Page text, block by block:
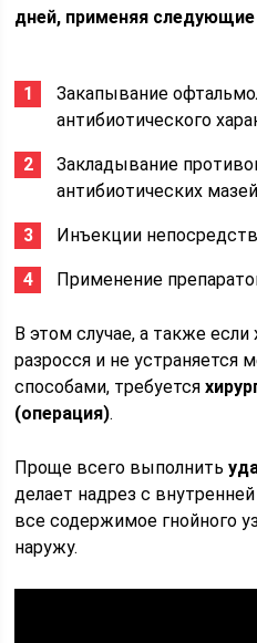
дней, применяя
Закапывание
антибиотического
Закладывание
антибиотических
Инъекции
Применение
В этом случае, а также
разросся и не
способами, требуется
(операция).
Проще всего выполнить
делает надрез с
все содержимое гнойного
наружу.